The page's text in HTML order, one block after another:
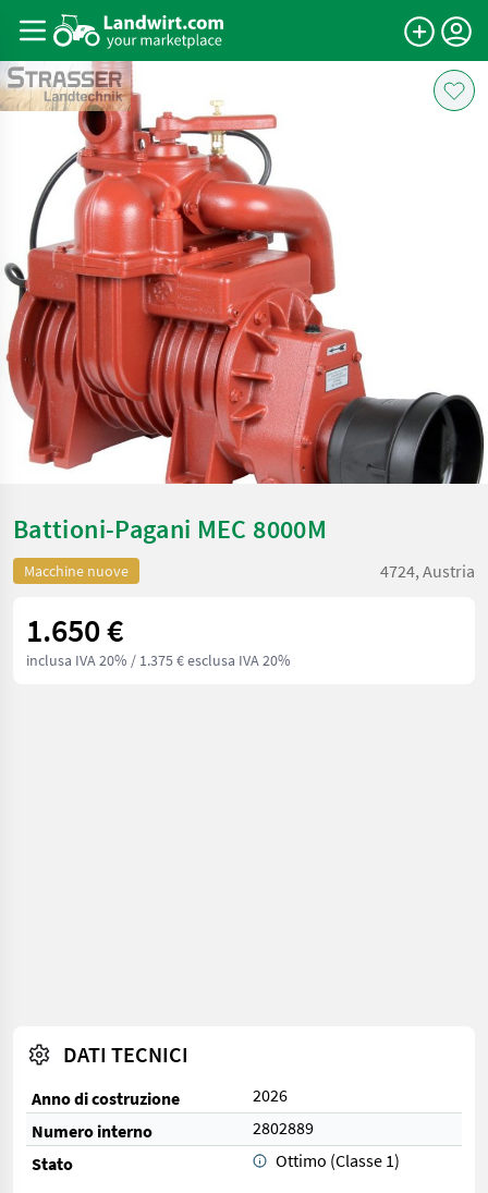
Battioni-Pagani MEC 8000M
Macchine nuove 4724, Austria
1.650 €
inclusa IVA 20% / 1.375 € esclusa IVA 20%
DATI TECNICI
Anno di costruzione
2026
Numero interno
2802889
Stato
Ottimo (Classe 1)